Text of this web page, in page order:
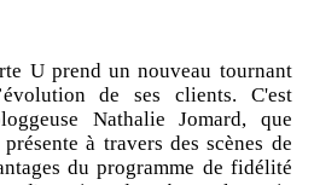
U prend un nouveau tournant
de ses clients. C'est
Nathalie Jomard, que
à travers des scènes de
du programme de fidélité